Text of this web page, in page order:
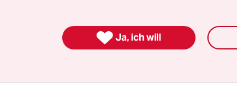
 Ja, ich will